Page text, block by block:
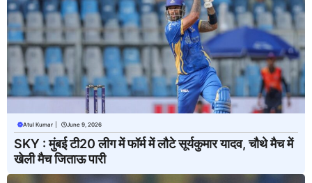
Atul Kumar June 9, 2026
SKY : मुंबई टी20 लीग में फॉर्म में लौटे सूर्यकुमार यादव, चौथे मैच में
खेली मैच जिताऊ पारी